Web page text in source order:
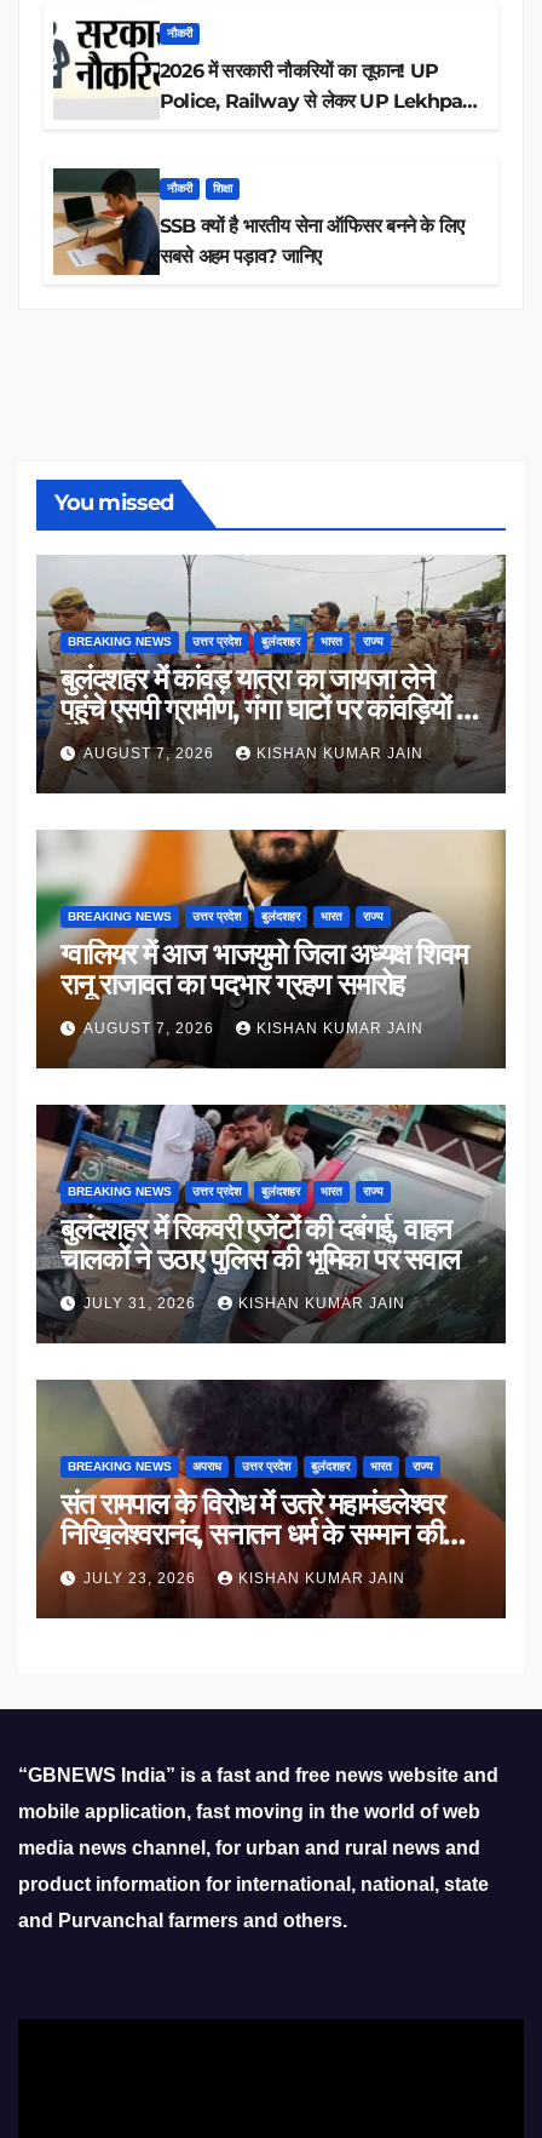
नौकरी
2026 में सरकारी नौकरियों का तूफान! UP
Police, Railway से लेकर UP Lekhpal
नौकरी शिक्षा
SSB क्यों है भारतीय सेना ऑफिसर बनने के लिए
सबसे अहम पड़ाव? जानिए
You missed
BREAKING NEWS उत्तर प्रदेश बुलंदशहर भारत राज्य
बुलंदशहर में कांवड़ यात्रा का जायजा लेने
पहुंचे एसपी ग्रामीण, गंगा घाटों पर कांवड़ियों से
किया संवाद
AUGUST 7, 2026 KISHAN KUMAR JAIN
BREAKING NEWS उत्तर प्रदेश बुलंदशहर भारत राज्य
ग्वालियर में आज भाजयुमो जिला अध्यक्ष शिवम
रानू राजावत का पदभार ग्रहण समारोह
AUGUST 7, 2026 KISHAN KUMAR JAIN
BREAKING NEWS उत्तर प्रदेश बुलंदशहर भारत राज्य
बुलंदशहर में रिकवरी एजेंटों की दबंगई, वाहन
चालकों ने उठाए पुलिस की भूमिका पर सवाल
JULY 31, 2026 KISHAN KUMAR JAIN
BREAKING NEWS अपराध उत्तर प्रदेश बुलंदशहर भारत राज्य
संत रामपाल के विरोध में उतरे महामंडलेश्वर
निखिलेश्वरानंद, सनातन धर्म के सम्मान की
उठाई मांग
JULY 23, 2026 KISHAN KUMAR JAIN
“GBNEWS India” is a fast and free news website and
mobile application, fast moving in the world of web
media news channel, for urban and rural news and
product information for international, national, state
and Purvanchal farmers and others.